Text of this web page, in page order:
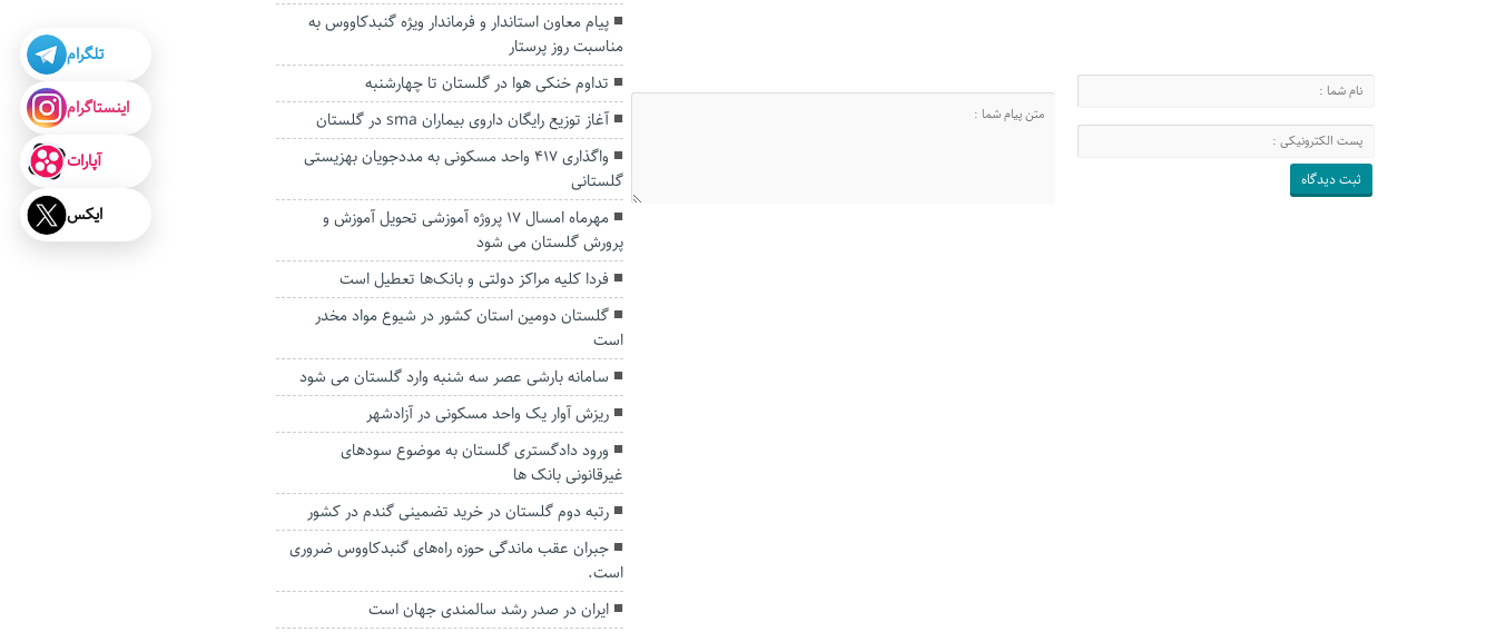
پیام معاون استاندار و فرماندار ویژه گنبدکاووس به
مناسبت روز پرستار
تداوم خنکی هوا در گلستان تا چهارشنبه
آغاز توزیع رایگان داروی بیماران sma در گلستان
واگذاری ۴۱۷ واحد مسکونی به مددجویان بهزیستی
گلستانی
مهرماه امسال 17 پروژه آموزشی تحویل آموزش و
پرورش گلستان می شود
فردا کلیه مراکز دولتی و بانک‌ها تعطیل است
گلستان دومین استان کشور در شیوع مواد مخدر
است
سامانه بارشی عصر سه شنبه وارد گلستان می شود
ریزش آوار یک واحد مسکونی در آزادشهر
ورود دادگستری گلستان به موضوع سودهای
غیرقانونی بانک ها
رتبه دوم گلستان در خرید تضمینی گندم در کشور
جبران عقب ماندگی حوزه راه‌های گنبدکاووس ضروری
است.
ایران در صدر رشد سالمندی جهان است
تلگرام
اینستاگرام
آپارات
ایکس